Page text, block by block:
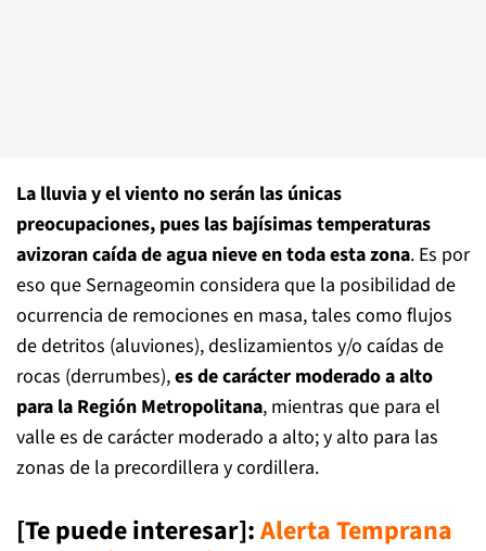
La lluvia y el viento no serán las únicas
preocupaciones, pues las bajísimas temperaturas
avizoran caída de agua nieve en toda esta zona. Es por
eso que Sernageomin considera que la posibilidad de
ocurrencia de remociones en masa, tales como flujos
de detritos (aluviones), deslizamientos y/o caídas de
rocas (derrumbes),es de carácter moderado a alto
para la Región Metropolitana, mientras que para el
valle es de carácter moderado a alto; y alto para las
zonas de la precordillera y cordillera.
[Te puede interesar]:Alerta Temprana